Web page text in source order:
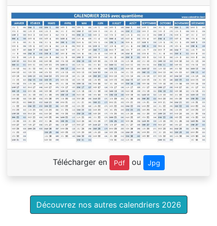
Télécharger en Pdf ou Jpg
Découvrez nos autres calendriers 2026